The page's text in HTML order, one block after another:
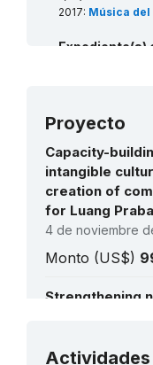
2017: Música
Expediente(s)
Expediente(s)
en espera
Tradition of Su-
Sukhuane
Proyecto
Capacity-
intangible
creation of
for Luang
4 de noviembre
Monto (US$)
Strengthening
1 de abril de